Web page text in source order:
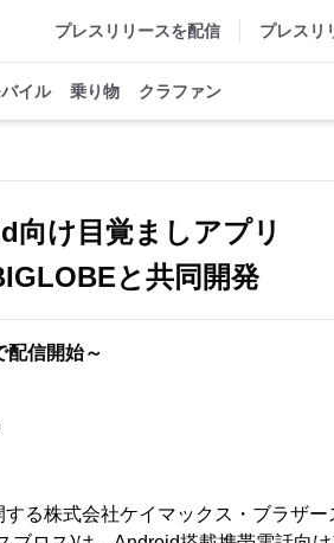
プレスリリースを配信 プレスリ
イル 乗り物 クラファン
け目覚ましアプリ
と共同開発
配信開始～
する株式会社ケイマックス・ブラザー